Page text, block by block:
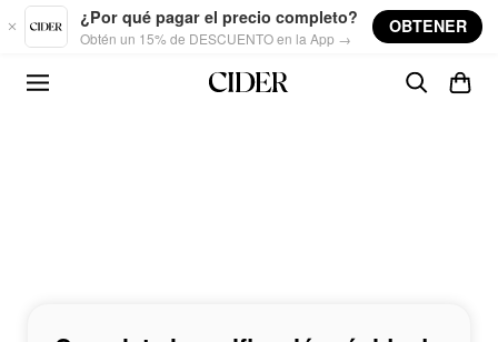
Skip to main content
¿Por qué pagar el precio completo?
Obtén un 15% de DESCUENTO en la App →
OBTENER